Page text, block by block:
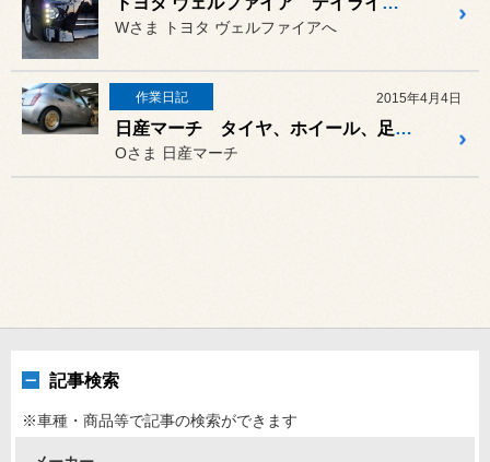
Wさま トヨタ ヴェルファイアへ
作業日記 2015年4月4日
日産マーチ タイヤ、ホイール、足回りなどなど^^
Oさま 日産マーチ
記事検索
※車種・商品等で記事の検索ができます